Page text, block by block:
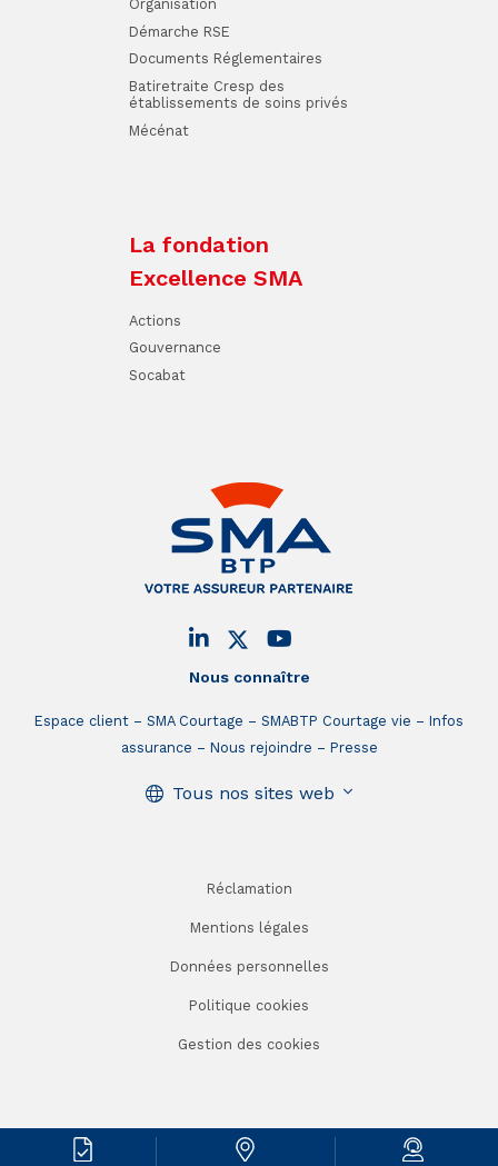
Nous connaître
Espace client SMA Courtage SMABTP Courtage vie
Infos
assurance
Nous rejoindre Presse
Tous nos sites web
Organisation
Démarche RSE
Documents Réglementaires
Batiretraite Cresp des
établissements de soins privés
Mécénat
La fondation
Excellence SMA
Actions
Gouvernance
Socabat
Réclamation
Mentions légales
Données personnelles
Politique cookies
Gestion des cookies